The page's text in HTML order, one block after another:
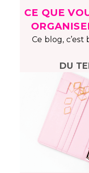
CE QUE
Ce blog,
DU